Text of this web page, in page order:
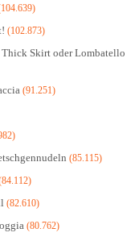
(102.873)
Skirt oder Lombatello
(91.251)
(85.115)
(82.610)
(80.762)